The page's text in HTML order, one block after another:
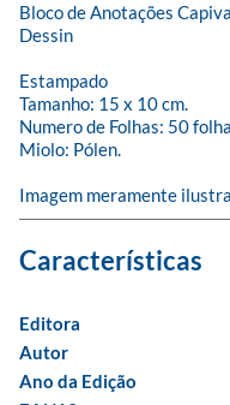
Bloco de Anotações
Dessin
Estampado
Tamanho: 15 x 10 cm.
Numero de Folhas: 50
Miolo: Pólen.
Imagem meramente
Editora
Autor
Ano da Edição